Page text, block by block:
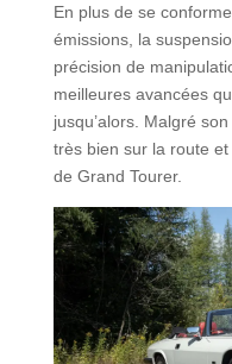
En plus de se
émissions, la
précision de
meilleures avancées
jusqu’alors. Malgré
très bien sur la route
de Grand Tourer.